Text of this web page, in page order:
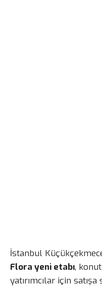
İstanbul
Flora yeni etabı,
yatırımcılar için